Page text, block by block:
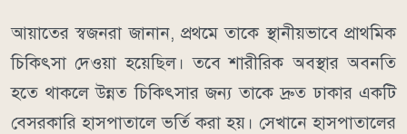
আয়াতের স্বজনরা জানান, প্রথমে তাকে স্থানীয়ভাবে প্রাথমিক
চিকিৎসা দেওয়া হয়েছিল। তবে শারীরিক অবস্থার অবনতি
হতে থাকলে উন্নত চিকিৎসার জন্য তাকে দ্রুত ঢাকার একটি
বেসরকারি হাসপাতালে ভর্তি করা হয়। সেখানে হাসপাতালের